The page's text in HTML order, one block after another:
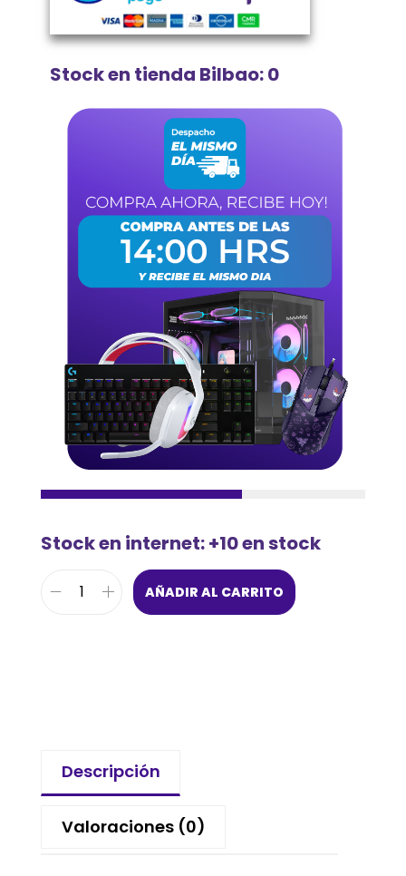
Stock en tienda Bilbao: 0
Stock en internet: +10 en stock
AÑADIR AL CARRITO
Descripción
Valoraciones (0)